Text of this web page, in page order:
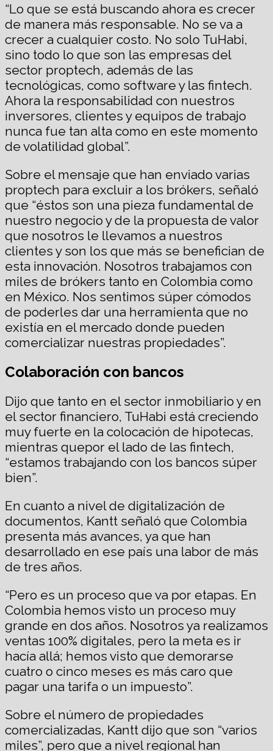
“Lo que se está buscando ahora es crecer
de manera más responsable. No se va a
crecer a cualquier costo. No solo TuHabi,
sino todo lo que son las empresas del
sector proptech, además de las
tecnológicas, como software y las fintech.
Ahora la responsabilidad con nuestros
inversores, clientes y equipos de trabajo
nunca fue tan alta como en este momento
de volatilidad global”.
Sobre el mensaje que han enviado varias
proptech para excluir a los brókers, señaló
que “éstos son una pieza fundamental de
nuestro negocio y de la propuesta de valor
que nosotros le llevamos a nuestros
clientes y son los que más se benefician de
esta innovación. Nosotros trabajamos con
miles de brókers tanto en Colombia como
en México. Nos sentimos súper cómodos
de poderles dar una herramienta que no
existía en el mercado donde pueden
comercializar nuestras propiedades”.
Colaboración con bancos
Dijo que tanto en el sector inmobiliario y en
el sector financiero, TuHabi está creciendo
muy fuerte en la colocación de hipotecas,
mientras quepor el lado de las fintech,
“estamos trabajando con los bancos súper
bien”.
En cuanto a nivel de digitalización de
documentos, Kantt señaló que Colombia
presenta más avances, ya que han
desarrollado en ese país una labor de más
de tres años.
“Pero es un proceso que va por etapas. En
Colombia hemos visto un proceso muy
grande en dos años. Nosotros ya realizamos
ventas 100% digitales, pero la meta es ir
hacía allá; hemos visto que demorarse
cuatro o cinco meses es más caro que
pagar una tarifa o un impuesto”.
Sobre el número de propiedades
comercializadas, Kantt dijo que son “varios
miles”, pero que a nivel regional han